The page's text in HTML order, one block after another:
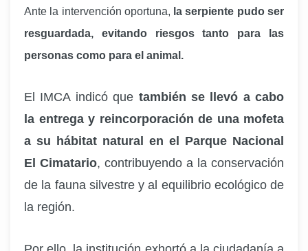
Ante la intervención oportuna, la serpiente pudo ser
resguardada, evitando riesgos tanto para las
personas como para el animal.
El IMCA indicó que también se llevó a cabo
la entrega y reincorporación de una mofeta
a su hábitat natural en el Parque Nacional
El Cimatario, contribuyendo a la conservación
de la fauna silvestre y al equilibrio ecológico de
la región.